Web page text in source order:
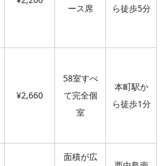
ース席
ら徒歩5分
¥2,660
58室すべ
て完全個
室
本町駅か
ら徒歩1分
面積が広